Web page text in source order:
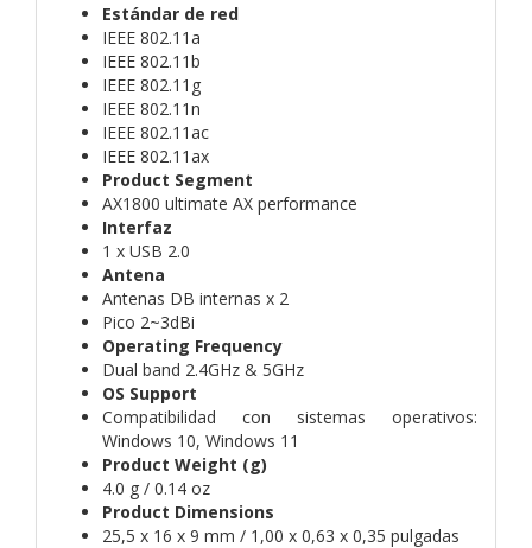
Estándar de red
IEEE 802.11a
IEEE 802.11b
IEEE 802.11g
IEEE 802.11n
IEEE 802.11ac
IEEE 802.11ax
Product Segment
AX1800 ultimate AX performance
Interfaz
1 x USB 2.0
Antena
Antenas DB internas x 2
Pico 2~3dBi
Operating Frequency
Dual band 2.4GHz & 5GHz
OS Support
Compatibilidad con sistemas operativos:
Windows 10, Windows 11
Product Weight (g)
4.0 g / 0.14 oz
Product Dimensions
25,5 x 16 x 9 mm / 1,00 x 0,63 x 0,35 pulgadas